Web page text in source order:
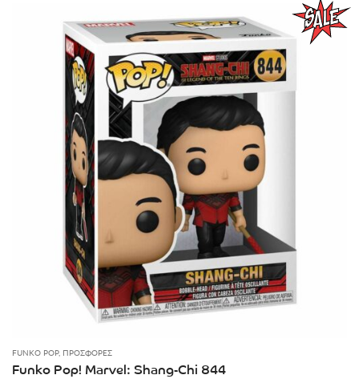
FUNKO POP, ΠΡΟΣΦΟΡΈΣ
Funko Pop! Marvel: Shang-Chi 844